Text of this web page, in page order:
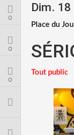
L’association
Le Festival
FESTIVAL 2026
0
0
0
Dim.
Place du
Tout public